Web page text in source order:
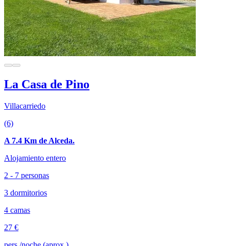
La Casa de Pino
Villacarriedo
(6)
A 7.4 Km de Alceda.
Alojamiento entero
2 - 7 personas
3 dormitorios
4 camas
27 €